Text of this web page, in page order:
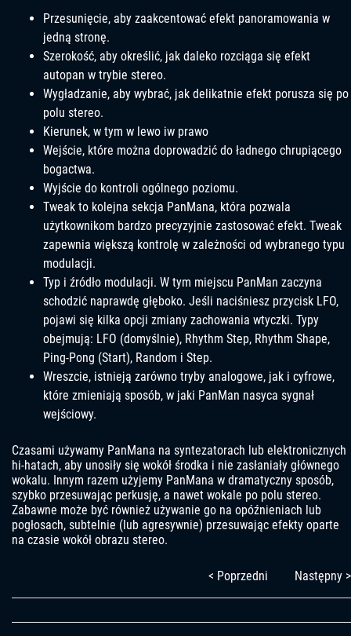
Przesunięcie, aby zaakcentować efekt panoramowania w
jedną stronę.
Szerokość, aby określić, jak daleko rozciąga się efekt
autopan w trybie stereo.
Wygładzanie, aby wybrać, jak delikatnie efekt porusza się po
polu stereo.
Kierunek, w tym w lewo iw prawo
Wejście, które można doprowadzić do ładnego chrupiącego
bogactwa.
Wyjście do kontroli ogólnego poziomu.
Tweak to kolejna sekcja PanMana, która pozwala
użytkownikom bardzo precyzyjnie zastosować efekt. Tweak
zapewnia większą kontrolę w zależności od wybranego typu
modulacji.
Typ i źródło modulacji. W tym miejscu PanMan zaczyna
schodzić naprawdę głęboko. Jeśli naciśniesz przycisk LFO,
pojawi się kilka opcji zmiany zachowania wtyczki. Typy
obejmują: LFO (domyślnie), Rhythm Step, Rhythm Shape,
Ping-Pong (Start), Random i Step.
Wreszcie, istnieją zarówno tryby analogowe, jak i cyfrowe,
które zmieniają sposób, w jaki PanMan nasyca sygnał
wejściowy.
Czasami używamy PanMana na syntezatorach lub elektronicznych
hi-hatach, aby unosiły się wokół środka i nie zasłaniały głównego
wokalu. Innym razem użyjemy PanMana w dramatyczny sposób,
szybko przesuwając perkusję, a nawet wokale po polu stereo.
Zabawne może być również używanie go na opóźnieniach lub
pogłosach, subtelnie (lub agresywnie) przesuwając efekty oparte
na czasie wokół obrazu stereo.
< Poprzedni Następny >